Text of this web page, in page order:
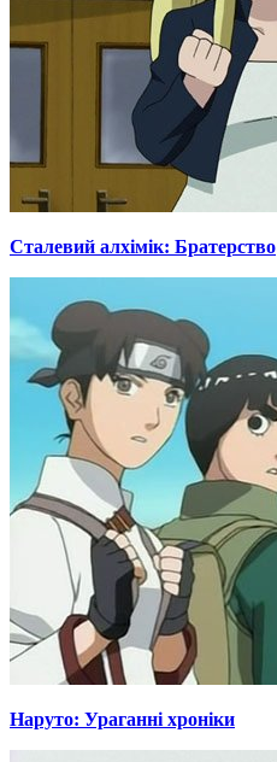
Сталевий алхімік: Братерство
Наруто: Ураганні хроніки